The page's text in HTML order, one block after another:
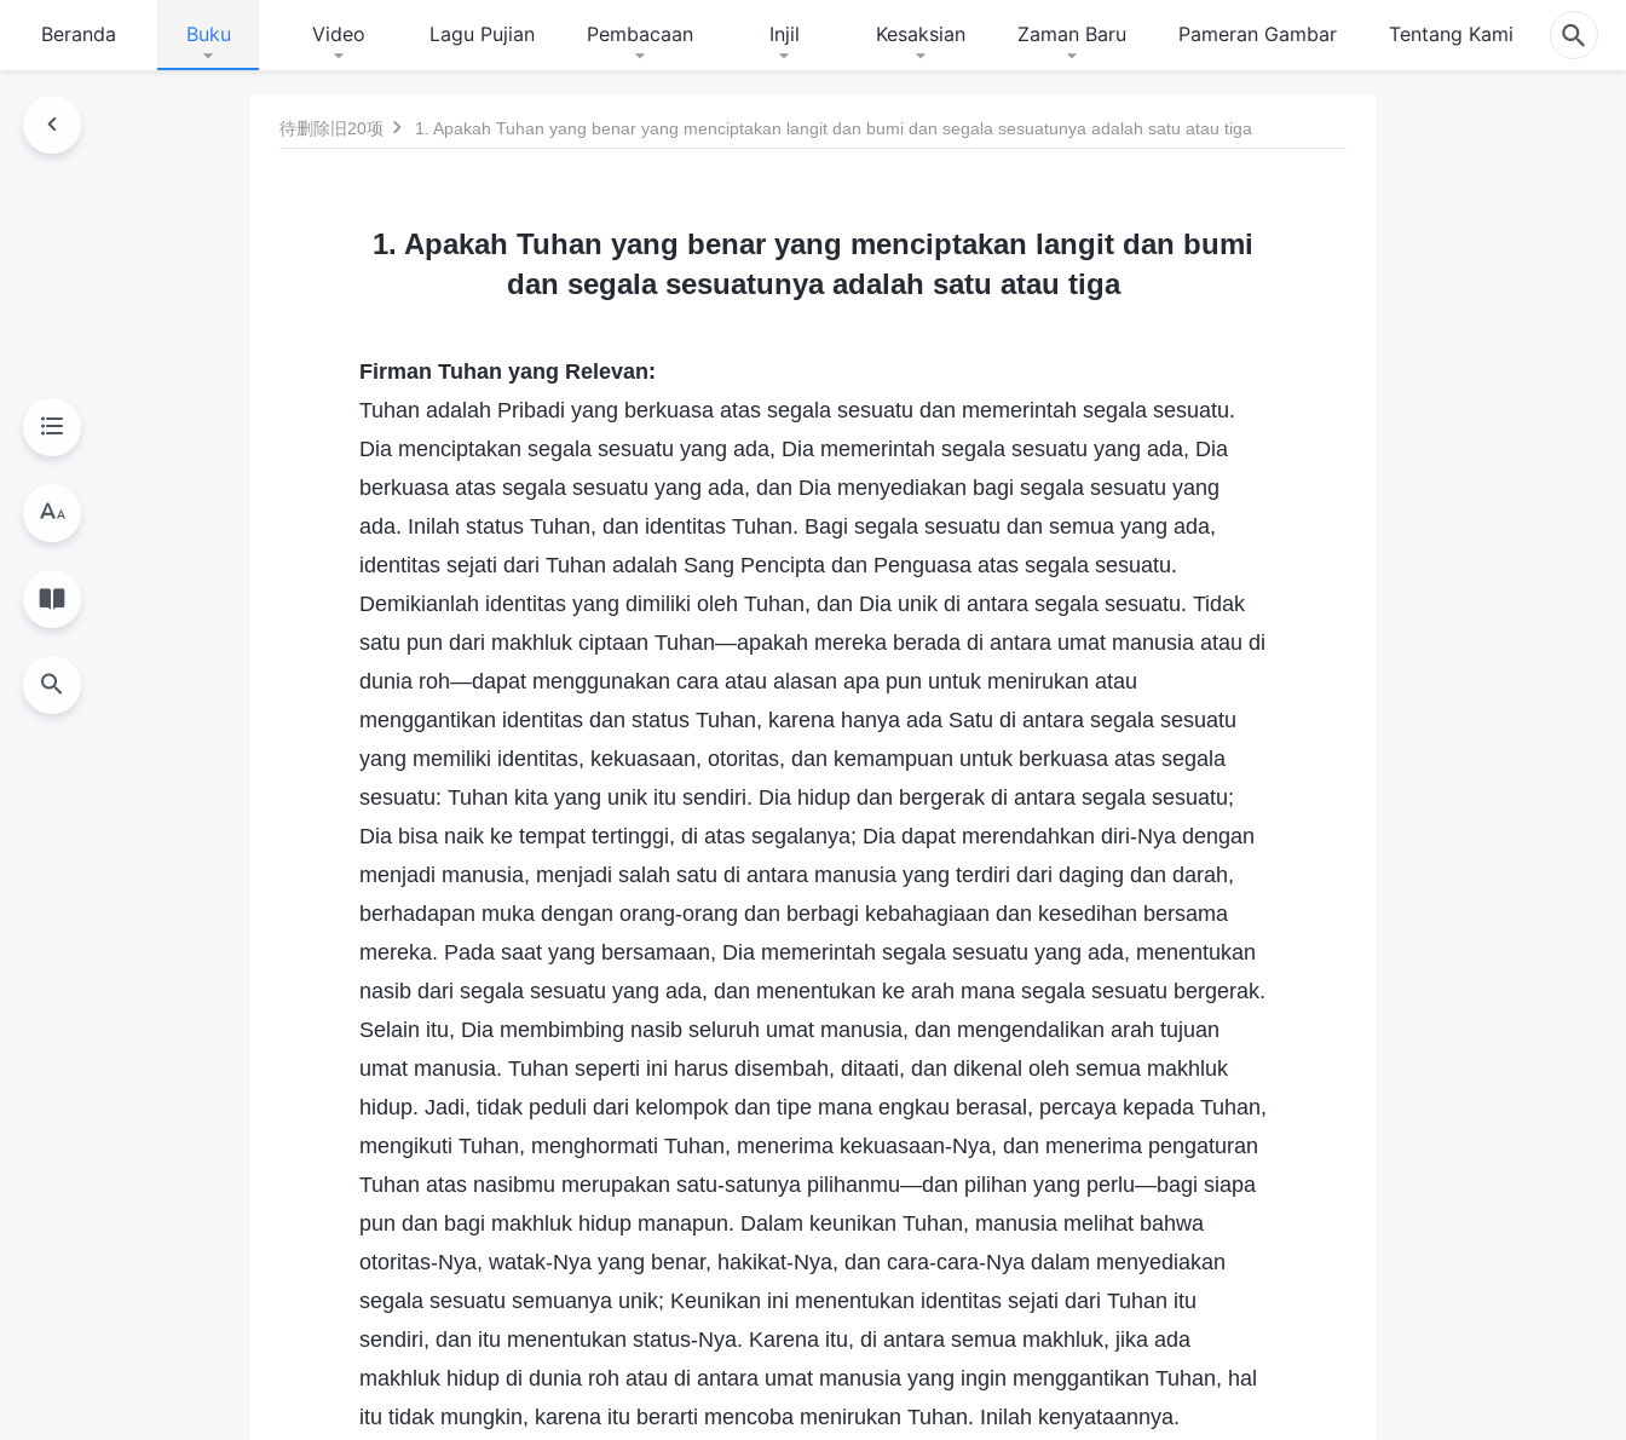
Beranda Buku Video Lagu Pujian Pembacaan Injil Kesaksian Zaman Baru Pameran Gambar Tentang Kami
待删除旧20项 1. Apakah Tuhan yang benar yang menciptakan langit dan bumi dan segala sesuatunya adalah satu atau tiga
1. Apakah Tuhan yang benar yang menciptakan langit dan bumi
dan segala sesuatunya adalah satu atau tiga
Firman Tuhan yang Relevan:
Tuhan adalah Pribadi yang berkuasa atas segala sesuatu dan memerintah segala sesuatu.
Dia menciptakan segala sesuatu yang ada, Dia memerintah segala sesuatu yang ada, Dia
berkuasa atas segala sesuatu yang ada, dan Dia menyediakan bagi segala sesuatu yang
ada. Inilah status Tuhan, dan identitas Tuhan. Bagi segala sesuatu dan semua yang ada,
identitas sejati dari Tuhan adalah Sang Pencipta dan Penguasa atas segala sesuatu.
Demikianlah identitas yang dimiliki oleh Tuhan, dan Dia unik di antara segala sesuatu. Tidak
satu pun dari makhluk ciptaan Tuhan—apakah mereka berada di antara umat manusia atau di
dunia roh—dapat menggunakan cara atau alasan apa pun untuk menirukan atau
menggantikan identitas dan status Tuhan, karena hanya ada Satu di antara segala sesuatu
yang memiliki identitas, kekuasaan, otoritas, dan kemampuan untuk berkuasa atas segala
sesuatu: Tuhan kita yang unik itu sendiri. Dia hidup dan bergerak di antara segala sesuatu;
Dia bisa naik ke tempat tertinggi, di atas segalanya; Dia dapat merendahkan diri-Nya dengan
menjadi manusia, menjadi salah satu di antara manusia yang terdiri dari daging dan darah,
berhadapan muka dengan orang-orang dan berbagi kebahagiaan dan kesedihan bersama
mereka. Pada saat yang bersamaan, Dia memerintah segala sesuatu yang ada, menentukan
nasib dari segala sesuatu yang ada, dan menentukan ke arah mana segala sesuatu bergerak.
Selain itu, Dia membimbing nasib seluruh umat manusia, dan mengendalikan arah tujuan
umat manusia. Tuhan seperti ini harus disembah, ditaati, dan dikenal oleh semua makhluk
hidup. Jadi, tidak peduli dari kelompok dan tipe mana engkau berasal, percaya kepada Tuhan,
mengikuti Tuhan, menghormati Tuhan, menerima kekuasaan-Nya, dan menerima pengaturan
Tuhan atas nasibmu merupakan satu-satunya pilihanmu—dan pilihan yang perlu—bagi siapa
pun dan bagi makhluk hidup manapun. Dalam keunikan Tuhan, manusia melihat bahwa
otoritas-Nya, watak-Nya yang benar, hakikat-Nya, dan cara-cara-Nya dalam menyediakan
segala sesuatu semuanya unik; Keunikan ini menentukan identitas sejati dari Tuhan itu
sendiri, dan itu menentukan status-Nya. Karena itu, di antara semua makhluk, jika ada
makhluk hidup di dunia roh atau di antara umat manusia yang ingin menggantikan Tuhan, hal
itu tidak mungkin, karena itu berarti mencoba menirukan Tuhan. Inilah kenyataannya.